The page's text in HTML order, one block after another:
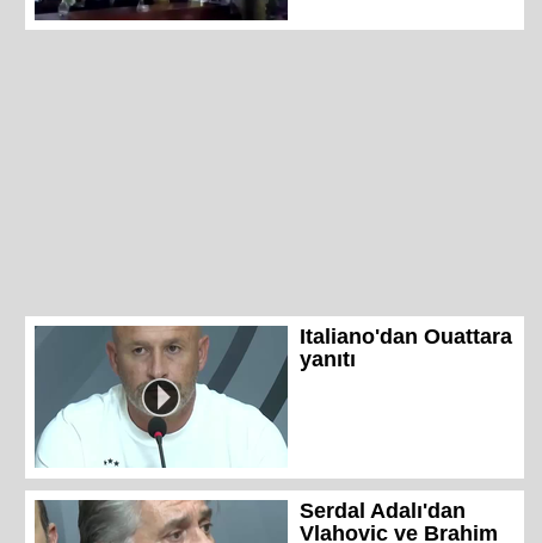
Italiano'dan Ouattara
yanıtı
Serdal Adalı'dan
Vlahovic ve Brahim